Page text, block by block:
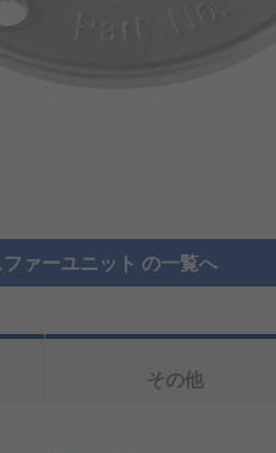
ァーユニット の一覧へ
その他